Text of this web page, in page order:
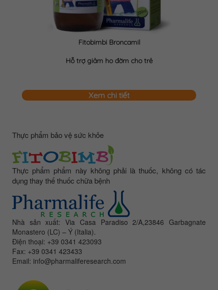
Fitobimbi Broncamil
Hỗ trợ giảm ho đờm cho trẻ
Xem chi tiết
Thực phẩm bảo vệ sức khỏe
Thực phẩm phẩm này không phải là thuốc, không có tác
dụng thay thế thuốc chữa bệnh
Nhà sản xuất: Via Casa Paradiso 2/A,23846 Garbagnate
Monastero (LC) – Ý (Italia).
Điện thoại: +39 0341 423093
Fax: +39 0341 423433
Email: info@pharmaliferesearch.com